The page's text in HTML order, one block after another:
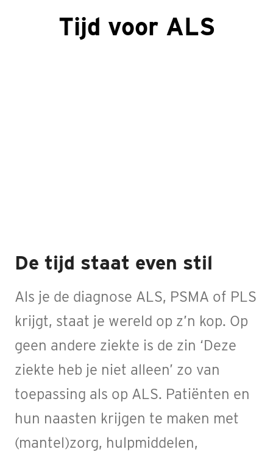
Tijd voor ALS
De tijd staat even stil
Als je de diagnose ALS, PSMA of PLS
krijgt, staat je wereld op z’n kop. Op
geen andere ziekte is de zin ‘Deze
ziekte heb je niet alleen’ zo van
toepassing als op ALS. Patiënten en
hun naasten krijgen te maken met
(mantel)zorg, hulpmiddelen,